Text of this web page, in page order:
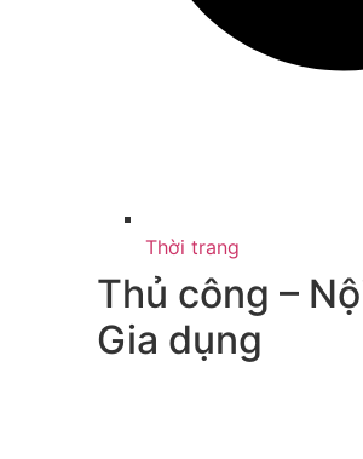
Thời trang
Thủ công –
Gia dụng